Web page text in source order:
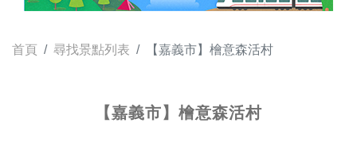
首頁 尋找景點列表 【嘉義市】檜意森活村
【嘉義市】檜意森活村